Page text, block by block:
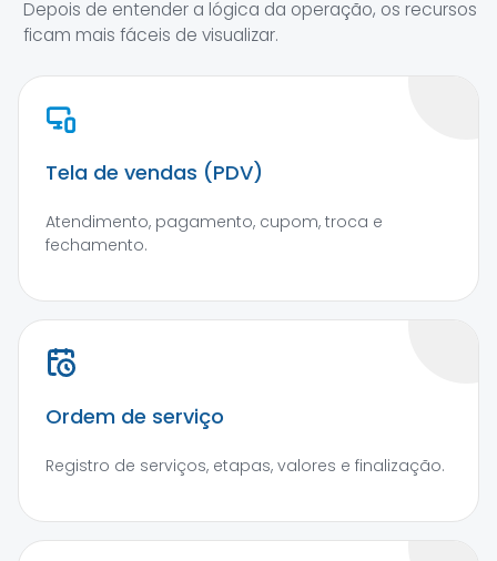
Depois de entender a lógica da operação, os recursos
ficam mais fáceis de visualizar.
Tela de vendas (PDV)
Atendimento, pagamento, cupom, troca e
fechamento.
Ordem de serviço
Registro de serviços, etapas, valores e finalização.